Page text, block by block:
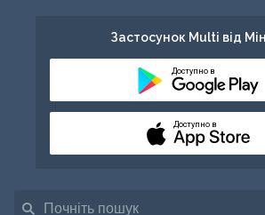
Застосунок Multi від
Доступно в
Доступно в